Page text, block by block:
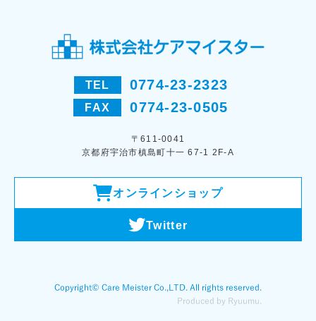
TEL 0774-23-2323
FAX 0774-23-0505
〒611-0041
京都府宇治市槙島町十一 67-1 2F-A
オンラインショップ
Twitter